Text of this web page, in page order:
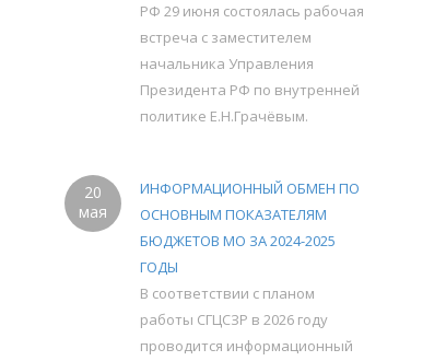
РФ 29 июня состоялась рабочая
встреча с заместителем
начальника Управления
Президента РФ по внутренней
политике Е.Н.Грачёвым.
20
мая
ИНФОРМАЦИОННЫЙ ОБМЕН ПО
ОСНОВНЫМ ПОКАЗАТЕЛЯМ
БЮДЖЕТОВ МО ЗА 2024-2025
ГОДЫ
В соответствии с планом
работы СГЦСЗР в 2026 году
проводится информационный